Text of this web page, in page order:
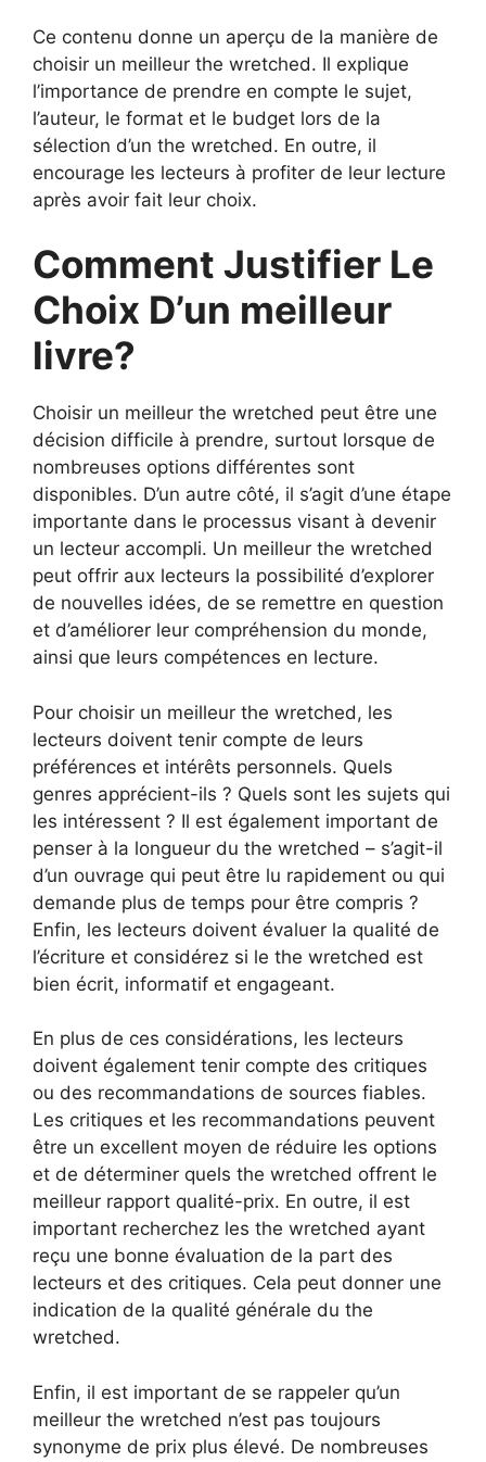
Ce contenu donne un aperçu de la manière de
choisir un meilleur the wretched. Il explique
l’importance de prendre en compte le sujet,
l’auteur, le format et le budget lors de la
sélection d’un the wretched. En outre, il
encourage les lecteurs à profiter de leur lecture
après avoir fait leur choix.
Comment Justifier Le
Choix D’un meilleur
livre?
Choisir un meilleur the wretched peut être une
décision difficile à prendre, surtout lorsque de
nombreuses options différentes sont
disponibles. D’un autre côté, il s’agit d’une étape
importante dans le processus visant à devenir
un lecteur accompli. Un meilleur the wretched
peut offrir aux lecteurs la possibilité d’explorer
de nouvelles idées, de se remettre en question
et d’améliorer leur compréhension du monde,
ainsi que leurs compétences en lecture.
Pour choisir un meilleur the wretched, les
lecteurs doivent tenir compte de leurs
préférences et intérêts personnels. Quels
genres apprécient-ils ? Quels sont les sujets qui
les intéressent ? Il est également important de
penser à la longueur du the wretched – s’agit-il
d’un ouvrage qui peut être lu rapidement ou qui
demande plus de temps pour être compris ?
Enfin, les lecteurs doivent évaluer la qualité de
l’écriture et considérez si le the wretched est
bien écrit, informatif et engageant.
En plus de ces considérations, les lecteurs
doivent également tenir compte des critiques
ou des recommandations de sources fiables.
Les critiques et les recommandations peuvent
être un excellent moyen de réduire les options
et de déterminer quels the wretched offrent le
meilleur rapport qualité-prix. En outre, il est
important recherchez les the wretched ayant
reçu une bonne évaluation de la part des
lecteurs et des critiques. Cela peut donner une
indication de la qualité générale du the
wretched.
Enfin, il est important de se rappeler qu’un
meilleur the wretched n’est pas toujours
synonyme de prix plus élevé. De nombreuses